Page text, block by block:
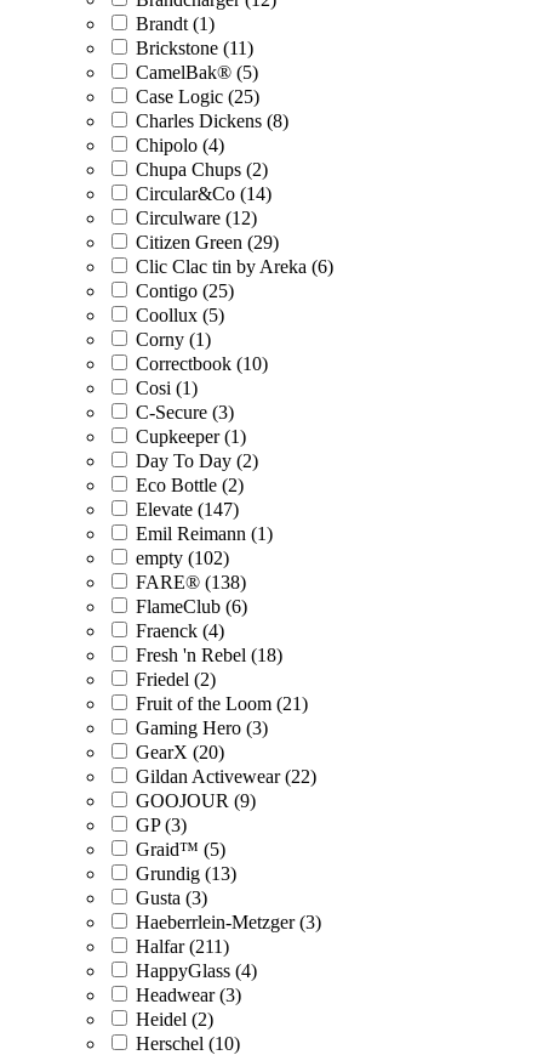
Brandt (1)
Brickstone (11)
CamelBak® (5)
Case Logic (25)
Charles Dickens (8)
Chipolo (4)
Chupa Chups (2)
Circular&Co (14)
Circulware (12)
Citizen Green (29)
Clic Clac tin by Areka (6)
Contigo (25)
Coollux (5)
Corny (1)
Correctbook (10)
Cosi (1)
C-Secure (3)
Cupkeeper (1)
Day To Day (2)
Eco Bottle (2)
Elevate (147)
Emil Reimann (1)
empty (102)
FARE® (138)
FlameClub (6)
Fraenck (4)
Fresh 'n Rebel (18)
Friedel (2)
Fruit of the Loom (21)
Gaming Hero (3)
GearX (20)
Gildan Activewear (22)
GOOJOUR (9)
GP (3)
Graid™ (5)
Grundig (13)
Gusta (3)
Haeberrlein-Metzger (3)
Halfar (211)
HappyGlass (4)
Headwear (3)
Heidel (2)
Herschel (10)